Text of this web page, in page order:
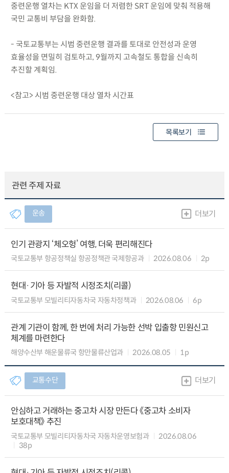
중련운행 열차는 KTX 운임을 더 저렴한 SRT 운임에 맞춰 적용해
국민 교통비 부담을 완화함.
- 국토교통부는 시범 중련운행 결과를 토대로 안전성과 운영
효율성을 면밀히 검토하고, 9월까지 고속철도 통합을 신속히
추진할 계획임.
<참고> 시범 중련운행 대상 열차 시간표
목록보기
관련 주제 자료
운송 더보기
인기 관광지 ‘체오헝’ 여행, 더욱 편리해진다
국토교통부 항공정책실 항공정책관 국제항공과 2026.08.06 2p
현대·기아 등 자발적 시정조치(리콜)
국토교통부 모빌리티자동차국 자동차정책과 2026.08.06 6p
관계 기관이 함께, 한 번에 처리 가능한 선박 입출항 민원신고
체계를 마련한다
해양수산부 해운물류국 항만물류산업과 2026.08.05 1p
교통수단 더보기
안심하고 거래하는 중고차 시장 만든다 《중고차 소비자
보호대책》 추진
국토교통부 모빌리티자동차국 자동차운영보험과
2026.08.06
38p